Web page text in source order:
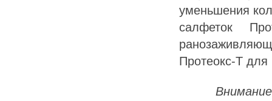
уменьшения
салфеток
Протеокс-Т для